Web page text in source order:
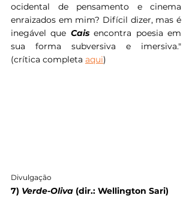
ocidental de pensamento e cinema
enraizados em mim? Difícil dizer, mas é
inegável que Cais encontra poesia em
sua forma subversiva e imersiva."
(crítica completa aqui)
Divulgação
7) Verde-Oliva (dir.: Wellington Sari)